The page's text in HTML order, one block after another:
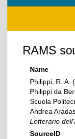
RAMS
Name
Philippi, R. A.
Philippi da
Scuola
Andrea
Letterario
SourceID